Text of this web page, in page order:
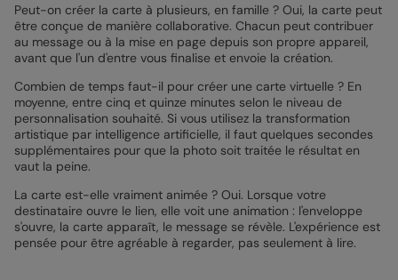
Peut-on créer la carte à plusieurs, en famille ? Oui, la carte peut
être conçue de manière collaborative. Chacun peut contribuer
au message ou à la mise en page depuis son propre appareil,
avant que l'un d'entre vous finalise et envoie la création.
Combien de temps faut-il pour créer une carte virtuelle ? En
moyenne, entre cinq et quinze minutes selon le niveau de
personnalisation souhaité. Si vous utilisez la transformation
artistique par intelligence artificielle, il faut quelques secondes
supplémentaires pour que la photo soit traitée le résultat en
vaut la peine.
La carte est-elle vraiment animée ? Oui. Lorsque votre
destinataire ouvre le lien, elle voit une animation : l'enveloppe
s'ouvre, la carte apparaît, le message se révèle. L'expérience est
pensée pour être agréable à regarder, pas seulement à lire.